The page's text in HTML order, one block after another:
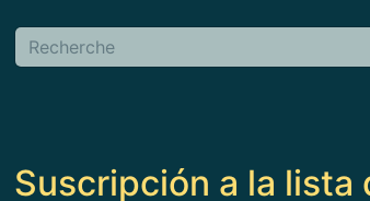
Buscar
Suscripción a la lista